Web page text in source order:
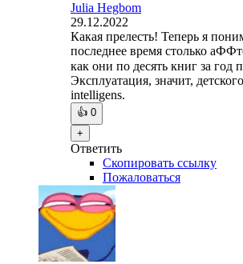
Julia Hegbom
29.12.2022
Какая прелесть! Теперь я
последнее время столько
как они по десять книг за год
Эксплуатация, значит,
intelligens.
👍 0
+
Ответить
Скопировать ссылку
Пожаловаться